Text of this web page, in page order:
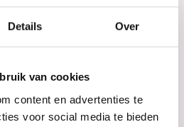
Details Over
van cookies
content en advertenties te
voor social media te bieden
Castor Oil is a natural
rich in Vitamin E and